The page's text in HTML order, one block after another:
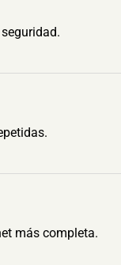
más completa.